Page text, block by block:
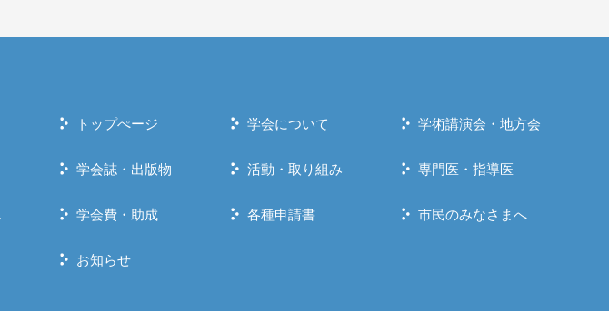
トップぺージ 学会について 学術講演会・地方会
学会誌・出版物 活動・取り組み 専門医・指導医
学会費・助成 各種申請書 市民のみなさまへ
お知らせ